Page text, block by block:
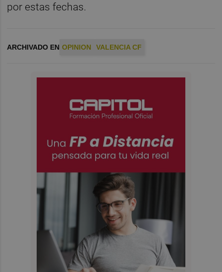
por estas fechas.
ARCHIVADO EN OPINION VALENCIA CF